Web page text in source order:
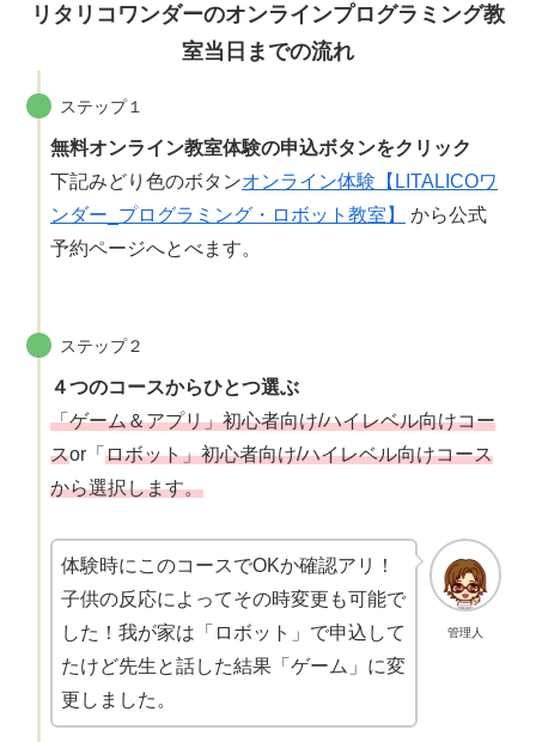
リタリコワンダーのオンラインプログラミング教
室当日までの流れ
ステップ１
無料オンライン教室体験の申込ボタンをクリック
下記みどり色のボタンオンライン体験【LITALICOワ
ンダー_プログラミング・ロボット教室】
から公式
予約ページへとべます。
ステップ２
４つのコースからひとつ選ぶ
「ゲーム＆アプリ」初心者向け/ハイレベル向けコー
スor「 ロボット」初心者向け/ハイレベル向けコース
から選択します。
管理人
体験時にこのコースでOKか確認アリ！
子供の反応によってその時変更も可能で
した！我が家は「ロボット」で申込して
たけど先生と話した結果「ゲーム」に変
更しました。